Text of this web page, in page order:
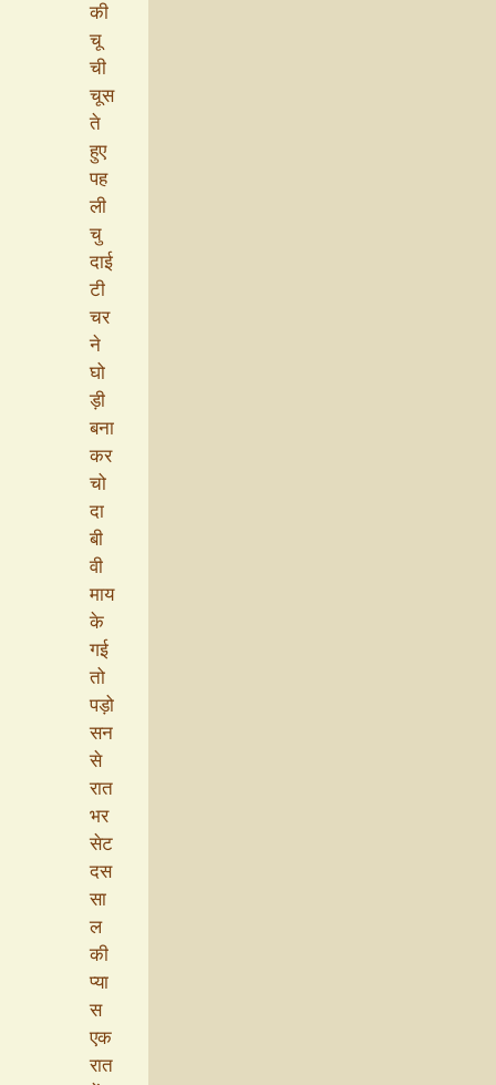
की
चू
ची
चूस
ते
हुए
पह
ली
चु
दाई
टी
चर
ने
घो
ड़ी
बना
कर
चो
दा
बी
वी
माय
के
गई
तो
पड़ो
सन
से
रात
भर
सेट
दस
सा
ल
की
प्या
स
एक
रात